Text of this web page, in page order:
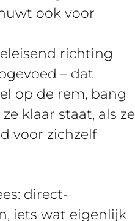
ook voor
richting
– dat
op de rem, bang
klaar staat, als ze
voor zichzelf
direct-
iets wat eigenlijk